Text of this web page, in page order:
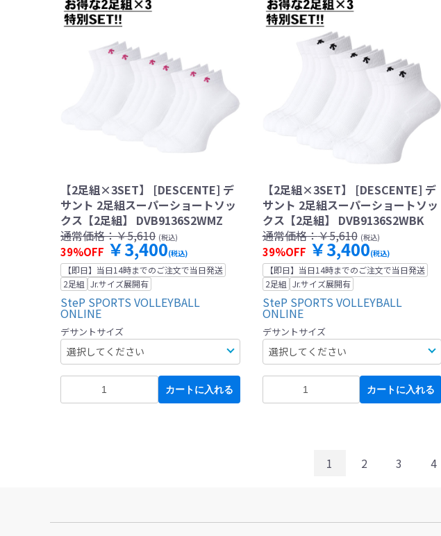
【2足組×3SET】 [DESCENTE] デ
サント 2足組スーパーショートソッ
クス【2足組】 DVB9136S2WMZ
通常価格：￥5,610 (税込)
39%OFF ￥3,400(税込)
【即日】当日14時までのご注文で当日発送
2足組 Jr.サイズ展開有
SteP SPORTS VOLLEYBALL
ONLINE
デサントサイズ
カートに入れる
【2足組×3SET】 [DESCENTE] デ
サント 2足組スーパーショートソッ
クス【2足組】 DVB9136S2WBK
通常価格：￥5,610 (税込)
39%OFF￥3,400(税込)
【即日】当日14時までのご注文で当日発送
2足組 Jr.サイズ展開有
SteP SPORTS VOLLEYBALL
ONLINE
デサントサイズ
カートに入れる
1 2 3 4